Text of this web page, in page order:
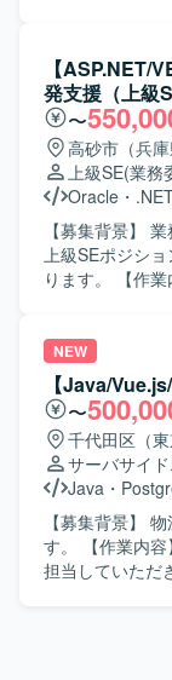
ー的なポジシ
【ポジションの
ョンクリティカ
ンフラ環境の運
だけでなく、問
システムの運用
験を積むことが
ジメントや対
す。 【開発環境】 AWS上のインフラ環境で、ECS
Fargate、
ーおよびソー
た、若手エンジ
礎知識のレクチャ
人物像】 React
スコードレビュ
り組んでいただ
の技術的なフォ
いただける方が望ましいで
システムの
ロジェクトに参
ることができます。 【開発環境】 フロントエン
を用いたWeb
【ASP.NET/
発支援（上級
〜
高砂市（兵庫
上級SE(業務
Oracle ・
【募集背景】
上級SEポジシ
ります。 【作業内容】 図面管理システム、物流管理システ
ます。既存シ
実装を行いな
きます。 【求める人物像】 お客様や上位SE、PGと円滑な
コミュニケーシ
ていただける方
業務理解を行い
しいです。 【ポジションの魅力】 要件定義から結合テスト
まで上流から
としてPL経験
をさらに高めて
いた業務系シ
NEW
【Java/
〜
千代田区（東
サーバサイ
Java ・
【募集背景】
す。 【作業内容】 物流系システムにおける製造をメインに
担当していただきます。 【求める人物